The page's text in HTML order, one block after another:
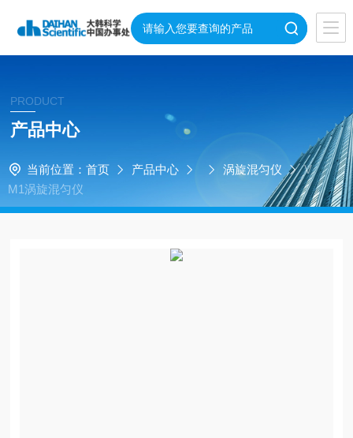
PRODUCT
产品中心
当前位置： 首页 产品中心 涡旋混匀仪
V
M1涡旋混匀仪